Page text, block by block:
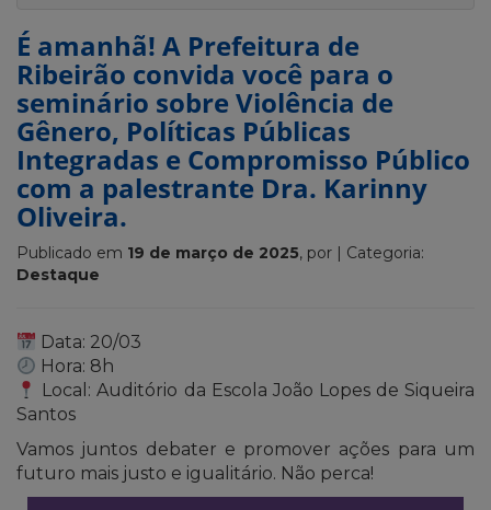
É amanhã! A Prefeitura de
Ribeirão convida você para o
seminário sobre Violência de
Gênero, Políticas Públicas
Integradas e Compromisso Público
com a palestrante Dra. Karinny
Oliveira.
Publicado em 19 de março de 2025, por | Categoria:
Destaque
Data: 20/03
Hora: 8h
Local: Auditório da Escola João Lopes de Siqueira
Santos
Vamos juntos debater e promover ações para um
futuro mais justo e igualitário. Não perca!